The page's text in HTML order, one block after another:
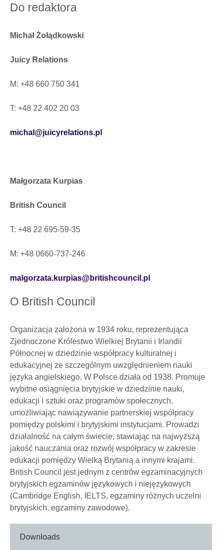
Do redaktora
Michał Żołądkowski
Juicy Relations
M: +48 660 750 341
T: +48 22 402 20 03
michal@juicyrelations.pl
Małgorzata Kurpias
British Council
T: +48 22 695-59-35
M: +48 0660-737-246
malgorzata.kurpias@britishcouncil.pl
O British Council
Organizacja założona w 1934 roku, reprezentująca
Zjednoczone Królestwo Wielkiej Brytanii i Irlandii
Północnej w dziedzinie współpracy kulturalnej i
edukacyjnej ze szczególnym uwzględnieniem nauki
języka angielskiego. W Polsce działa od 1938. Promuje
wybitne osiągnięcia brytyjskie w dziedzinie nauki,
edukacji i sztuki oraz programów społecznych,
umożliwiając nawiązywanie partnerskiej współpracy
pomiędzy polskimi i brytyjskimi instytucjami. Prowadzi
działalność na całym świecie, stawiając na najwyższą
jakość nauczania oraz rozwój współpracy w zakresie
edukacji pomiędzy Wielką Brytanią a innymi krajami.
British Council jest jednym z centrów egzaminacyjnych
brytyjskich egzaminów językowych i niejęzykowych
(Cambridge English, IELTS, egzaminy różnych uczelni
brytyjskich, egzaminy zawodowe).
Downloads